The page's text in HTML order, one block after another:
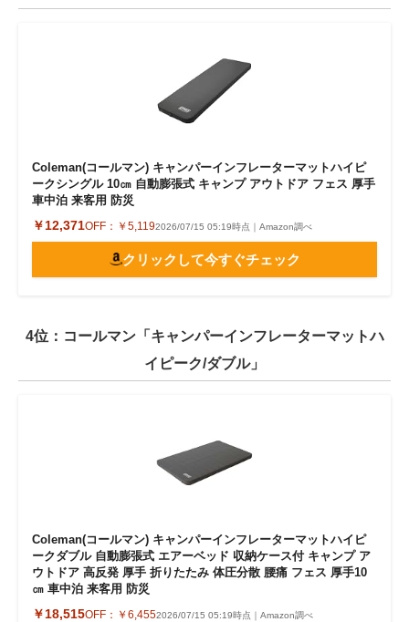
Coleman(コールマン) キャンパーインフレーターマットハイピ
ークシングル 10㎝ 自動膨張式 キャンプ アウトドア フェス 厚手
車中泊 来客用 防災
￥12,371OFF： ￥5,1192026/07/15 05:19時点｜Amazon調べ
クリックして今すぐチェック
4位：コールマン「キャンパーインフレーターマットハ
イピーク/ダブル」
Coleman(コールマン) キャンパーインフレーターマットハイピ
ークダブル 自動膨張式 エアーベッド 収納ケース付 キャンプ ア
ウトドア 高反発 厚手 折りたたみ 体圧分散 腰痛 フェス 厚手10
㎝ 車中泊 来客用 防災
￥18,515OFF： ￥6,4552026/07/15 05:19時点｜Amazon調べ